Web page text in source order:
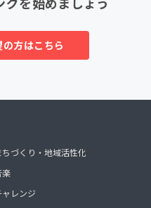
方はこちら
ちづくり・地域活性化
楽
ャレンジ